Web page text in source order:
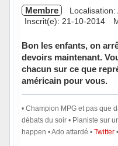
Membre
Inscrit(e): 21-10-2014
Bon les enfants, on
devoirs maintenant.
chacun sur ce que
américain pour vous.
• Champion MPG et pas que
débats du soir • Pianiste sur
happen • Ado attardé • Twitter•